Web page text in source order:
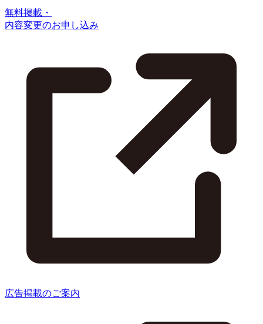
無料掲載・
内容変更のお申し込み
広告掲載のご案内